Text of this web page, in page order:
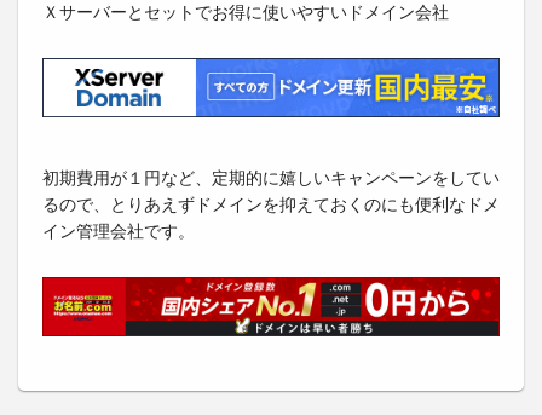
Ｘサーバーとセットでお得に使いやすいドメイン会社
初期費用が１円など、定期的に嬉しいキャンペーンをしてい
るので、とりあえずドメインを抑えておくのにも便利なドメ
イン管理会社です。